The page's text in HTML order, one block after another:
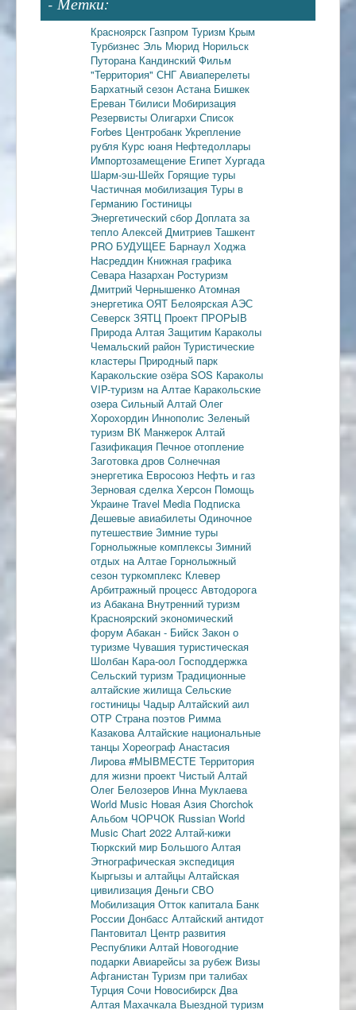
Красноярск Газпром Туризм Крым
Турбизнес Эль Мюрид Норильск
Путорана Кандинский Фильм
"Территория" СНГ Авиаперелеты
Бархатный сезон Астана Бишкек
Ереван Тбилиси Мобиризация
Резервисты Олигархи Список
Forbes Центробанк Укрепление
рубля Курс юаня Нефтедоллары
Импортозамещение Египет Хургада
Шарм-эш-Шейх Горящие туры
Частичная мобилизация Туры в
Германию Гостиницы
Энергетический сбор Доплата за
тепло Алексей Дмитриев Ташкент
PRO БУДУЩЕЕ Барнаул Ходжа
Насреддин Книжная графика
Севара Назархан Ростуризм
Дмитрий Чернышенко Атомная
энергетика ОЯТ Белоярская АЭС
Северск ЗЯТЦ Проект ПРОРЫВ
Природа Алтая Защитим Караколы
Чемальский район Туристические
кластеры Природный парк
Каракольские озёра SOS Караколы
VIP-туризм на Алтае Каракольские
озера Сильный Алтай Олег
Хорохордин Иннополис Зеленый
туризм ВК Манжерок Алтай
Газификация Печное отопление
Заготовка дров Солнечная
энергетика Евросоюз Нефть и газ
Зерновая сделка Херсон Помощь
Украине Travel Media Подписка
Дешевые авиабилеты Одиночное
путешествие Зимние туры
Горнолыжные комплексы Зимний
отдых на Алтае Горнолыжный
сезон туркомплекс Клевер
Арбитражный процесс Автодорога
из Абакана Внутренний туризм
Красноярский экономический
форум Абакан - Бийск Закон о
туризме Чувашия туристическая
Шолбан Кара-оол Господдержка
Сельский туризм Традиционные
алтайские жилища Сельские
гостиницы Чадыр Алтайский аил
ОТР Страна поэтов Римма
Казакова Алтайские национальные
танцы Хореограф Анастасия
Лирова #МЫВМЕСТЕ Территория
для жизни проект Чистый Алтай
Олег Белозеров Инна Муклаева
World Music Новая Азия Chorchok
Альбом ЧОРЧОК Russian World
Music Chart 2022 Алтай-кижи
Тюркский мир Большого Алтая
Этнографическая экспедиция
Кыргызы и алтайцы Алтайская
цивилизация Деньги СВО
Мобилизация Отток капитала Банк
России Донбасс Алтайский антидот
Пантовитал Центр развития
Республики Алтай Новогодние
подарки Авиарейсы за рубеж Визы
Афганистан Туризм при талибах
Турция Сочи Новосибирск Два
Алтая Махачкала Выездной туризм